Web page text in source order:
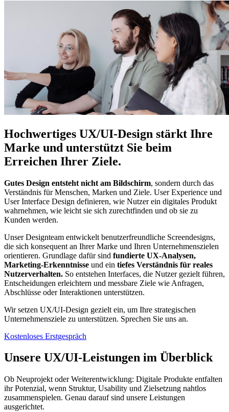
Hochwertiges UX/UI-Design stärkt Ihre
Marke und unterstützt Sie beim
Erreichen Ihrer Ziele.
Gutes Design entsteht nicht am Bildschirm, sondern durch das
Verständnis für Menschen, Marken und Ziele. User Experience und
User Interface Design definieren, wie Nutzer ein digitales Produkt
wahrnehmen, wie leicht sie sich zurechtfinden und ob sie zu
Kunden werden.
Unser Designteam entwickelt benutzerfreundliche Screendesigns,
die sich konsequent an Ihrer Marke und Ihren Unternehmenszielen
orientieren. Grundlage dafür sind fundierte UX-Analysen,
Marketing-Erkenntnisse und ein tiefes Verständnis für reales
Nutzerverhalten. So entstehen Interfaces, die Nutzer gezielt führen,
Entscheidungen erleichtern und messbare Ziele wie Anfragen,
Abschlüsse oder Interaktionen unterstützen.
Wir setzen UX/UI-Design gezielt ein, um Ihre strategischen
Unternehmensziele zu unterstützen. Sprechen Sie uns an.
Kostenloses Erstgespräch
Unsere UX/UI-Leistungen im Überblick
Ob Neuprojekt oder Weiterentwicklung: Digitale Produkte entfalten
ihr Potenzial, wenn Struktur, Usability und Zielsetzung nahtlos
zusammenspielen. Genau darauf sind unsere Leistungen
ausgerichtet.